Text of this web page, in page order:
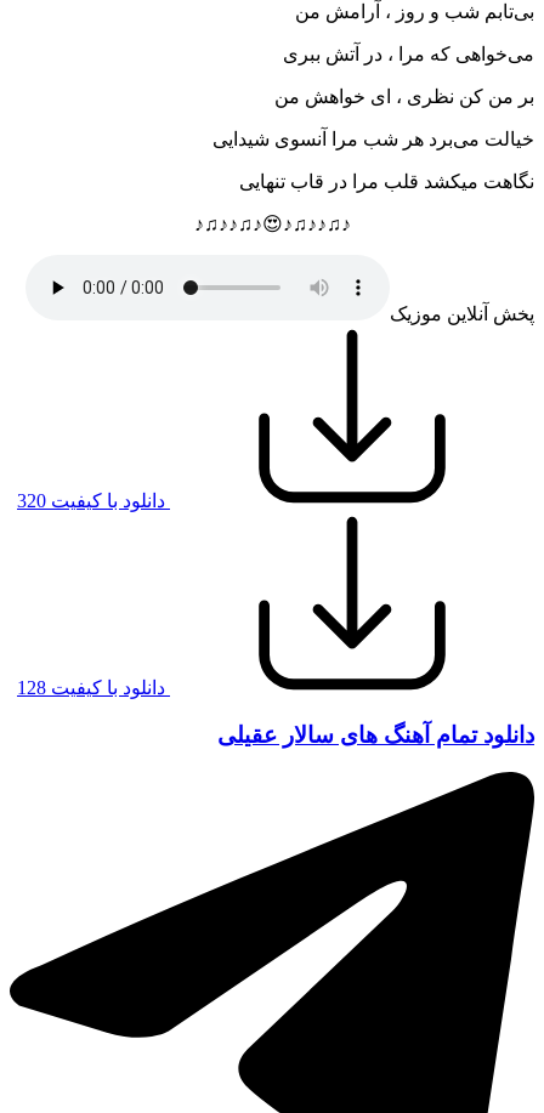
بی‌تابم شب و روز ، آرامش من
می‌خواهی که مرا ، در آتش ببری
بر من کن نظری ، ای خواهش من
خیالت می‌برد هر شب مرا آنسوی شیدایی
نگاهت میکشد قلب مرا در قاب تنهایی
♪♫♪♪♫♪😍♪♫♪♪♫♪
پخش آنلاین موزیک
دانلود با کیفیت 320
دانلود با کیفیت 128
دانلود تمام آهنگ های سالار عقیلی